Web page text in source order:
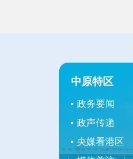
中原特区
政务要闻
政声传递
央媒看港区